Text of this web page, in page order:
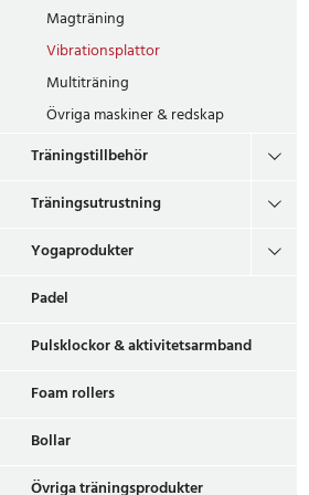
Magträning
Vibrationsplattor
Multiträning
Övriga maskiner & redskap
Träningstillbehör
Träningsutrustning
Yogaprodukter
Padel
Pulsklockor & aktivitetsarmband
Foam rollers
Bollar
Övriga träningsprodukter